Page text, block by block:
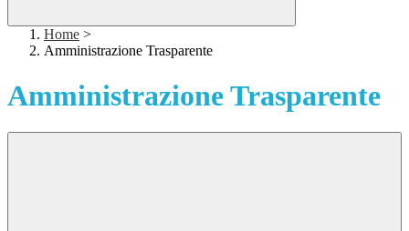
Home >
Amministrazione Trasparente
Amministrazione Trasparente